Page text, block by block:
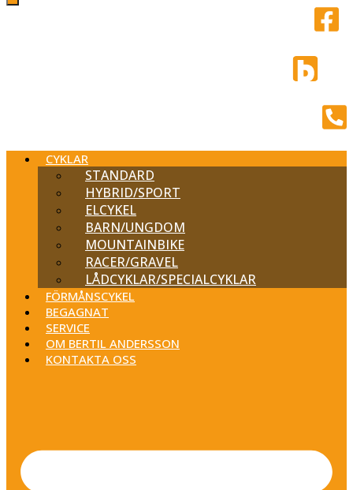
CYKLAR
STANDARD
HYBRID/SPORT
ELCYKEL
BARN/UNGDOM
MOUNTAINBIKE
RACER/GRAVEL
LÅDCYKLAR/SPECIALCYKLAR
FÖRMÅNSCYKEL
BEGAGNAT
SERVICE
OM BERTIL ANDERSSON
KONTAKTA OSS